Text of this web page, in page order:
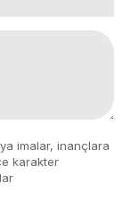
imalar, inançlara
karakter